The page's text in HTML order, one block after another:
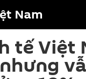
Nam
tế Việt